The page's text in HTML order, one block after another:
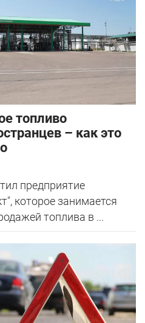
топливо
– как это
предприятие
которое занимается
топлива в ...